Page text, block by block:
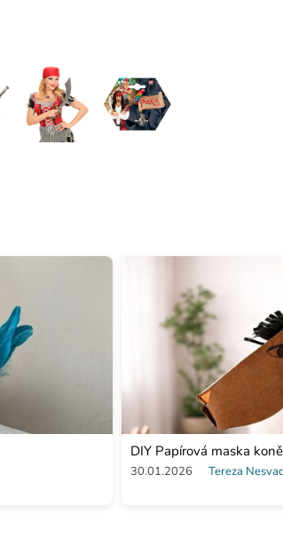
DIY Papírová maska koně
30.01.2026 Tereza